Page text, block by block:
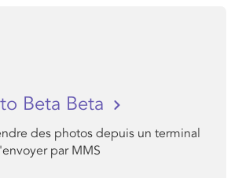
Beta Beta
des photos depuis un terminal
par MMS